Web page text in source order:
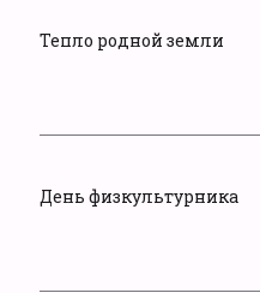
Тепло родной земли
День физкультурника